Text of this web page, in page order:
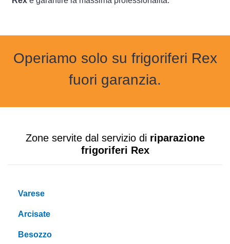
Operiamo solo su frigoriferi Rex
fuori garanzia.
Zone servite dal servizio di riparazione
frigoriferi Rex
Varese
Arcisate
Besozzo